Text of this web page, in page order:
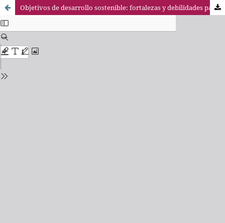
Objetivos de desarrollo sostenible: fortalezas y debilidades para alcanzar la Agenda 2030